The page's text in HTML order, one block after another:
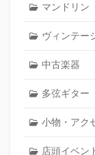
マンドリン
ヴィンテー
中古楽器
多弦ギター
小物・アク
店頭イベン